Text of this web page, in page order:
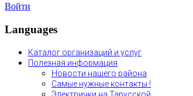
Войти
Languages
Каталог организаций и услуг
Полезная информация
Новости нашего района
Самые нужные контакты !